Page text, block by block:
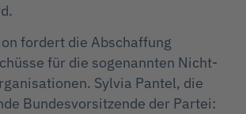
fordert die Abschaffung
für die sogenannten Nicht-
Sylvia Pantel, die
Bundesvorsitzende der Partei: